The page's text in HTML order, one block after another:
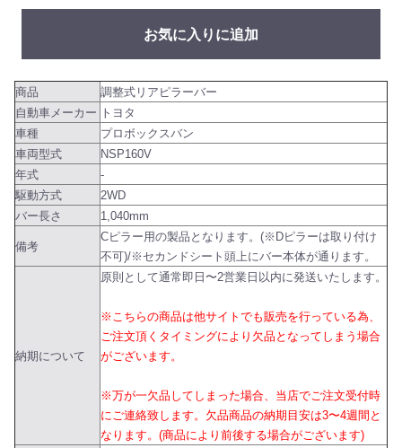
お気に入りに追加
商品
調整式リアピラーバー
自動車メーカー トヨタ
車種
プロボックスバン
車両型式
NSP160V
年式
-
駆動方式
2WD
バー長さ
1,040mm
備考
Cピラー用の製品となります。(※Dピラーは取り付け
不可)/※セカンドシート頭上にバー本体が通ります。
納期について
原則として通常即日〜2営業日以内に発送いたします。
※こちらの商品は他サイトでも販売を行っている為、
ご注文頂くタイミングにより欠品となってしまう場合
がございます。
※万が一欠品してしまった場合、当店でご注文受付時
にご連絡致します。欠品商品の納期目安は3〜4週間と
なります。(商品により前後する場合がございます)